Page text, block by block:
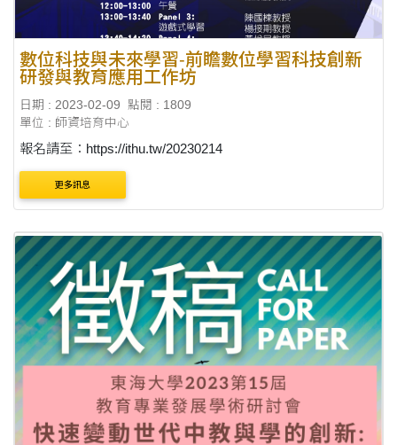
數位科技與未來學習-前瞻數位學習科技創新
研發與教育應用工作坊
日期 : 2023-02-09
點閱 : 1809
單位 : 師資培育中心
報名請至：https://ithu.tw/20230214
更多訊息